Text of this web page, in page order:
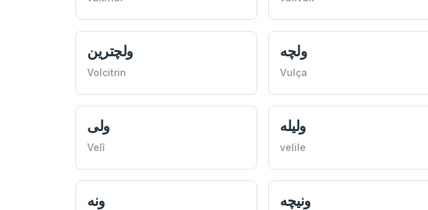
ولچترين
Volcitrin
ولچه
Vulça
ولی
Velî
وليله
velile
ونه ونيچه